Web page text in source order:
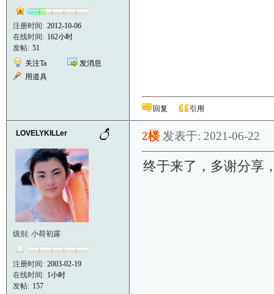
注册时间: 2012-10-06
在线时间: 162小时
发帖: 51
关注Ta
发消息
用道具
回复 引用
LOVELYKILLer
级别: 小荷初露
注册时间: 2003-02-19
在线时间: 1小时
发帖: 157
2楼 发表于: 2021-06-22
终于来了，多谢分享